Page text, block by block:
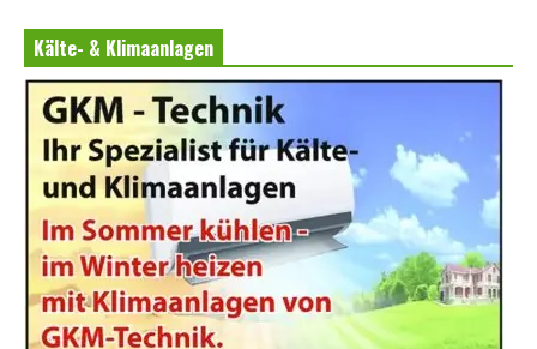
Kälte- & Klimaanlagen